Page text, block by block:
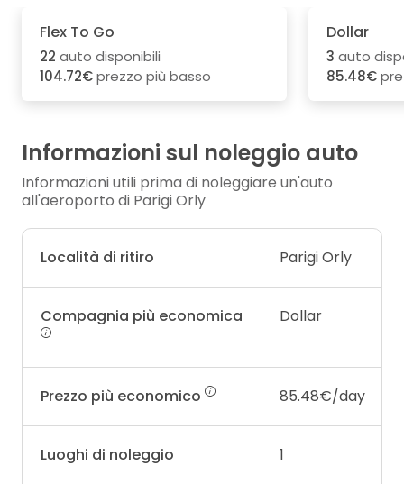
Flex To Go
22 auto disponibili
104.72€prezzo più basso
Dollar
3 auto
85.48€
Informazioni sul noleggio auto
Informazioni utili prima di noleggiare un'auto
all'aeroporto di Parigi Orly
Località di ritiro Parigi Orly
Compagnia più economica Dollar
Prezzo più economico 85.48€/day
Luoghi di noleggio 1